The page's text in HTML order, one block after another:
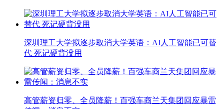
深圳理工大学拟逐步取消大学英语：AI人工智能已可替
代 死记硬背没用
高管薪资归零、全员降薪！百强车商兰天集团回应暴雷